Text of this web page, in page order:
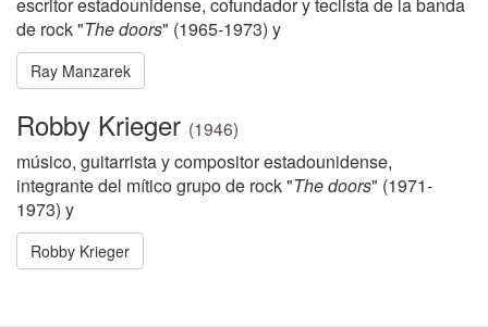
de rock "The doors" (1965-1973) y
Ray Manzarek
Robby Krieger (1946)
músico, guitarrista y compositor estadounidense,
integrante del mítico grupo de rock "The doors" (1971-
1973) y
Robby Krieger